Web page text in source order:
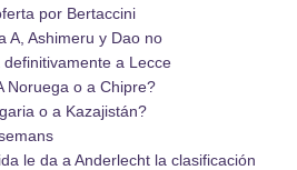
por Bertaccini
A, Ashimeru y Dao no
a Lecce
Noruega o a Chipre?
o a Kazajistán?
le da a Anderlecht la clasificación